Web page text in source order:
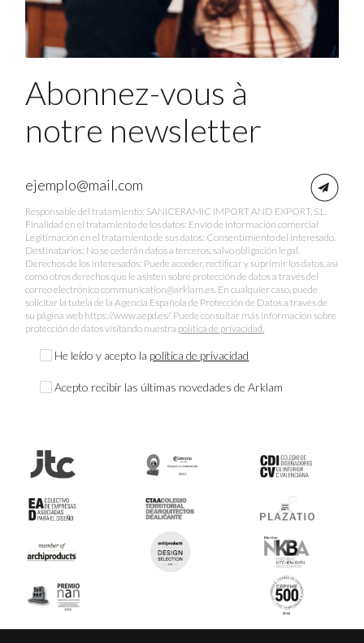
Abonnez-vous à
notre newsletter
Responsable del tratamiento: SANICERAMIC IMPORT AND EXPORT, S.L.
Finalidad en el tratamiento de los datos: Envío de información comercial
Legitimación en el tratamiento de sus datos: Consentimiento del interesado.
Destinatarios: No se cederán datos a terceros, salvo obligación legal.
Derechos de los interesados: Puede acceder, rectificar y suprimir los datos, así
como otros derechos que le asisten sobre protección de datos a través del
correo electrónico communication@arklam.es. En cualquier caso, puede
solicitar la tutela de la Agencia Española de Protección de Datos a través de
su página web https://www.aepd.es/. Puede consultar más información sobre
protección de datos visitando nuestra política de privacidad.
He leído y acepto la política de privacidad
Acepto recibir las últimas novedades de Arklam